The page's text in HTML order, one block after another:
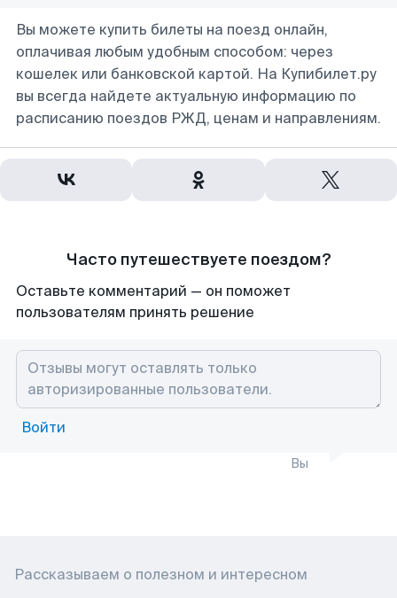
Вы можете купить билеты на поезд онлайн,
оплачивая любым удобным способом: через
кошелек или банковской картой. На Купибилет.ру
вы всегда найдете актуальную информацию по
расписанию поездов РЖД, ценам и направлениям.
Часто путешествуете поездом?
Оставьте комментарий — он поможет
пользователям принять решение
Войти
Вы
Рассказываем о полезном и интересном